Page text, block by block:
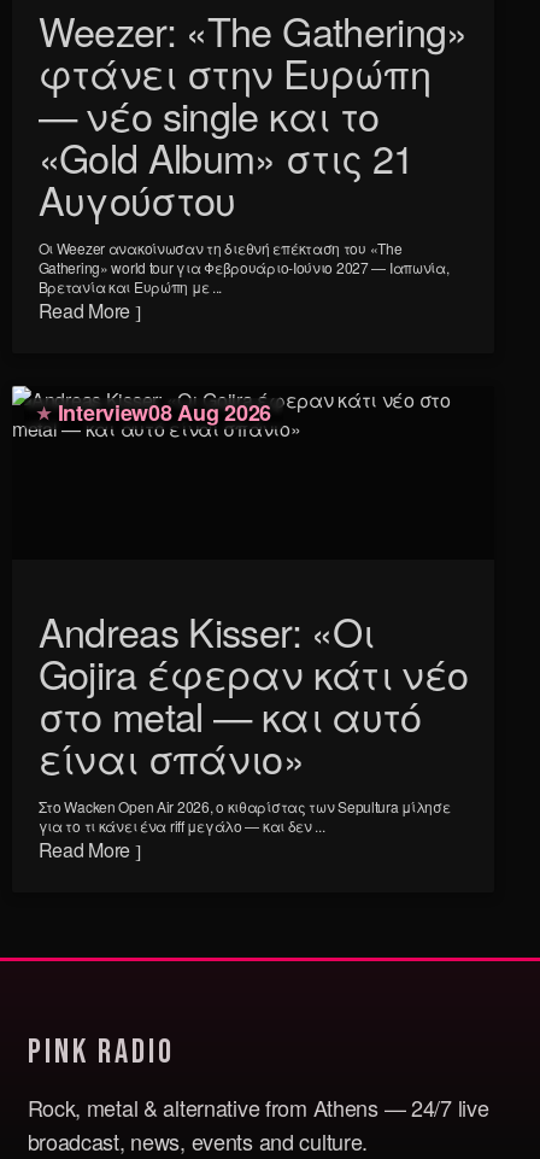
Weezer: «The Gathering»
φτάνει στην Ευρώπη
— νέο single και το
«Gold Album» στις 21
Αυγούστου
Οι Weezer ανακοίνωσαν τη διεθνή επέκταση του «The
Gathering» world tour για Φεβρουάριο-Ιούνιο 2027 — Ιαπωνία,
Βρετανία και Ευρώπη με ...
Read More
Interview08 Aug 2026
Andreas Kisser: «Οι
Gojira έφεραν κάτι νέο
στο metal — και αυτό
είναι σπάνιο»
Στο Wacken Open Air 2026, ο κιθαρίστας των Sepultura μίλησε
για το τι κάνει ένα riff μεγάλο — και δεν ...
Read More
Pink Radio
Rock, metal & alternative from Athens — 24/7 live
broadcast, news, events and culture.